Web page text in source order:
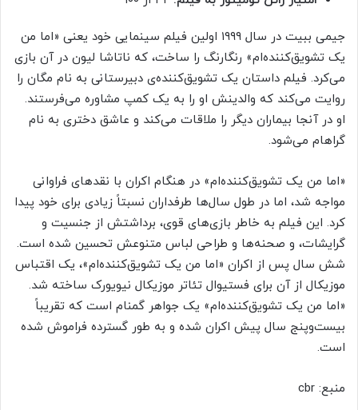
جیمی ببیت در سال ۱۹۹۹ اولین فیلم سینمایی خود یعنی «اما من
یک تشویق‌کننده‌ام» رنگارنگ را ساخت، که ناتاشا لیون در آن بازی
می‌کرد. فیلم داستان یک تشویق‌کننده‌ی دبیرستانی به نام مگان را
روایت می‌کند که والدینش او را به یک کمپ مشاوره می‌فرستند.
او در آنجا بیماران دیگر را ملاقات می‌کند و عاشق دختری به نام
گراهام می‌شود.
«اما من یک تشویق‌کننده‌ام» در هنگام اکران با نقدهای فراوانی
مواجه شد، اما در طول سال‌ها طرفداران نسبتاً زیادی برای خود پیدا
کرد. این فیلم به‌ خاطر بازی‌های قوی، برداشتش از جنسیت و
گرایشات، و صحنه‌ها و طراحی لباس متنوعش تحسین شده است.
شش سال پس از اکران «اما من یک تشویق‌کننده‌ام»، یک اقتباس
موزیکال از آن برای فستیوال تئاتر موزیکال نیویورک ساخته شد.
«اما من یک تشویق‌کننده‌ام» یک جواهر گمنام است که تقریباً
بیست‌وپنج سال پیش اکران شده و به‌ طور گسترده‌ فراموش شده
است.
منبع: cbr